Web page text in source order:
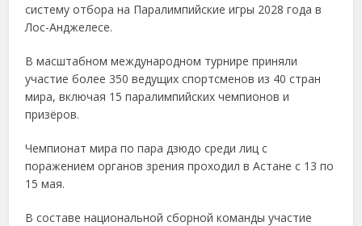
систему отбора на Паралимпийские игры 2028 года в
Лос-Анджелесе.
В масштабном международном турнире приняли
участие более 350 ведущих спортсменов из 40 стран
мира, включая 15 паралимпийских чемпионов и
призёров.
Чемпионат мира по пара дзюдо среди лиц с
поражением органов зрения проходил в Астане с 13 по
15 мая.
В составе национальной сборной команды участие